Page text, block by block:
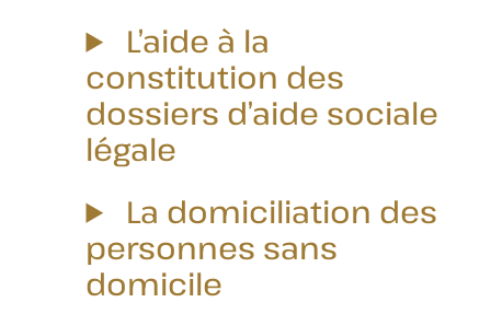
L’aide à la
constitution des
dossiers d’aide sociale
légale
La domiciliation des
personnes sans
domicile